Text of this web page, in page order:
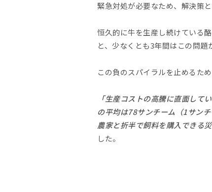
緊急対処が必要なため、解決策
恒久的に牛を生産し続けている
と、少なくとも3年間はこの問題
この負のスパイラルを止めるた
「生産コストの高騰に直面し
の平均は78サンチーム（1サン
農家と折半で飼料を購入できる
した。